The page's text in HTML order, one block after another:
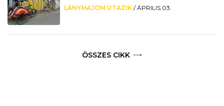
LÁNYMAJOM UTAZIK /ÁPRILIS 03.
ÖSSZES CIKK